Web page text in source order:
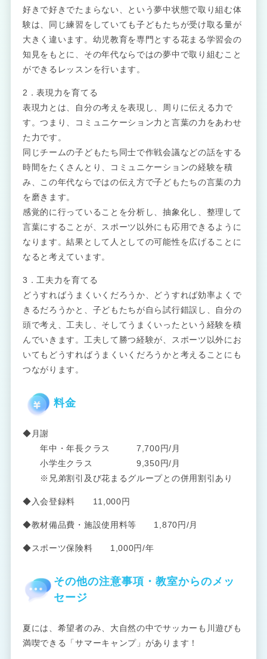
好きで好きでたまらない、という夢中状態で取り組む体
験は、同じ練習をしていても子どもたちが受け取る量が
大きく違います。幼児教育を専門とする花まる学習会の
知見をもとに、その年代ならではの夢中で取り組むこと
ができるレッスンを行います。
2．表現力を育てる
表現力とは、自分の考えを表現し、周りに伝える力で
す。つまり、コミュニケーション力と言葉の力をあわせ
た力です。
同じチームの子どもたち同士で作戦会議などの話をする
時間をたくさんとり、コミュニケーションの経験を積
み、この年代ならではの伝え方で子どもたちの言葉の力
を磨きます。
感覚的に行っていることを分析し、抽象化し、整理して
言葉にすることが、スポーツ以外にも応用できるように
なります。結果として人としての可能性を広げることに
なると考えています。
3．工夫力を育てる
どうすればうまくいくだろうか、どうすれば効率よくで
きるだろうかと、子どもたちが自ら試行錯誤し、自分の
頭で考え、工夫し、そしてうまくいったという経験を積
んでいきます。工夫して勝つ経験が、スポーツ以外にお
いてもどうすればうまくいくだろうかと考えることにも
つながります。
料金
◆月謝
年中・年長クラス 7,700円/月
小学生クラス 9,350円/月
※兄弟割引及び花まるグループとの併用割引あり
◆入会登録料 11,000円
◆教材備品費・施設使用料等 1,870円/月
◆スポーツ保険料 1,000円/年
その他の注意事項・教室からのメッ
セージ
夏には、希望者のみ、大自然の中でサッカーも川遊びも
満喫できる「サマーキャンプ」があります！